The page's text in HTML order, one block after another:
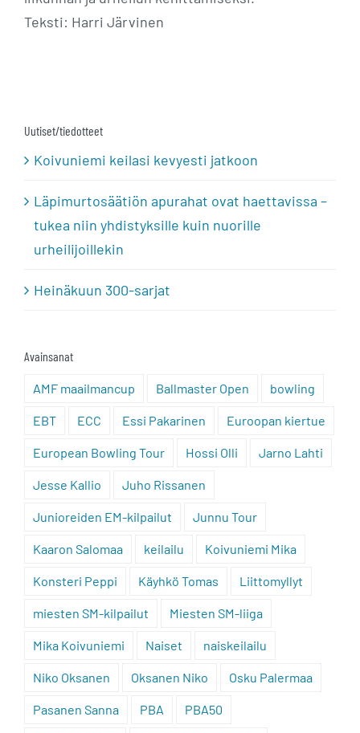
Teksti: Harri Järvinen
Uutiset/tiedotteet
Koivuniemi keilasi kevyesti jatkoon
Läpimurtosäätiön apurahat ovat haettavissa –
tukea niin yhdistyksille kuin nuorille
urheilijoillekin
Heinäkuun 300-sarjat
Avainsanat
AMF maailmancup Ballmaster Open bowling
EBT ECC Essi Pakarinen Euroopan kiertue
European Bowling Tour Hossi Olli Jarno Lahti
Jesse Kallio Juho Rissanen
Junioreiden EM-kilpailut Junnu Tour
Kaaron Salomaa keilailu Koivuniemi Mika
Konsteri Peppi Käyhkö Tomas Liittomyllyt
miesten SM-kilpailut Miesten SM-liiga
Mika Koivuniemi Naiset naiskeilailu
Niko Oksanen Oksanen Niko Osku Palermaa
Pasanen Sanna PBA PBA50